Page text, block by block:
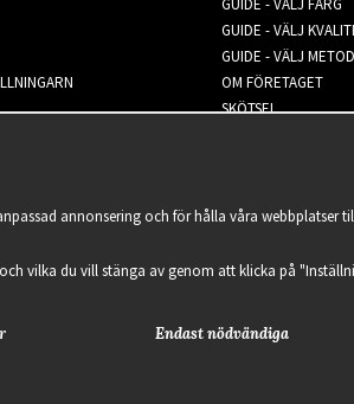
GUIDE - VÄLJ
GUIDE - VÄLJ METOD
OM FÖRETAGET
SKÖTSEL
2021 Delightful Hair
annonsering och för hålla våra
vilka du vill stänga av genom att klicka på
Endast nödvändiga